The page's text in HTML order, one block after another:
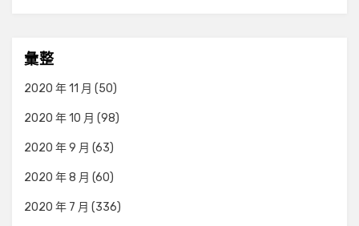
彙整
2020 年 11 月 (50)
2020 年 10 月 (98)
2020 年 9 月 (63)
2020 年 8 月 (60)
2020 年 7 月 (336)